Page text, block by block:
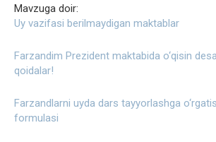
Mavzuga doir:
Uy vazifasi berilmaydigan maktablar
Farzandim Prezident maktabida o‘qisin
qoidalar!
Farzandlarni uyda dars tayyorlashga
formulasi